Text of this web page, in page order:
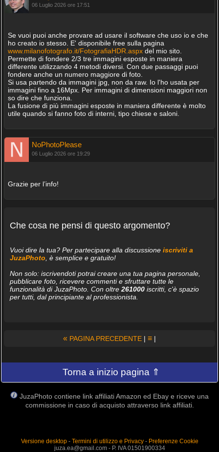
06 Luglio 2026 ore 17:51
Se vuoi puoi anche provare ad usare il software che uso io e che
ho creato io stesso. E' disponibile free sulla pagina
www.milanofotografo.it/FotografiaHDR.aspxdel mio sito.
Permette di fondere 2/3 tre immagini esposte in maniera
differente utilizzando 4 metodi diversi. Con due passaggi puoi
fondere anche un numero maggiore di foto.
Si usa partendo da immagini jpg, non da raw. Io l'ho usata per
immagini fino a 16Mpx. Per immagini di dimensioni maggiori non
so dire che funziona.
La fusione di più immagini esposte in maniera differente è molto
utile quando si fanno foto di interni, tipo chiese e saloni.
NoPhotoPlease
06 Luglio 2026 ore 19:29
Grazie per l’info!
Che cosa ne pensi di questo argomento?
Vuoi dire la tua? Per partecipare alla discussione iscriviti a
JuzaPhoto , è semplice e gratuito!
Non solo: iscrivendoti potrai creare una tua pagina personale,
pubblicare foto, ricevere commenti e sfruttare tutte le
funzionalità di JuzaPhoto. Con oltre 261000iscritti, c'è spazio
per tutti, dal principiante al professionista.
« PAGINA PRECEDENTE | ≡ |
Torna a inizio pagina ⇑
JuzaPhoto contiene link affiliati Amazon ed Ebay e riceve una
commissione in caso di acquisto attraverso link affiliati.
Versione desktop- Termini di utilizzo e Privacy- Preferenze Cookie
juza.ea@gmail.com - P. IVA 01501900334